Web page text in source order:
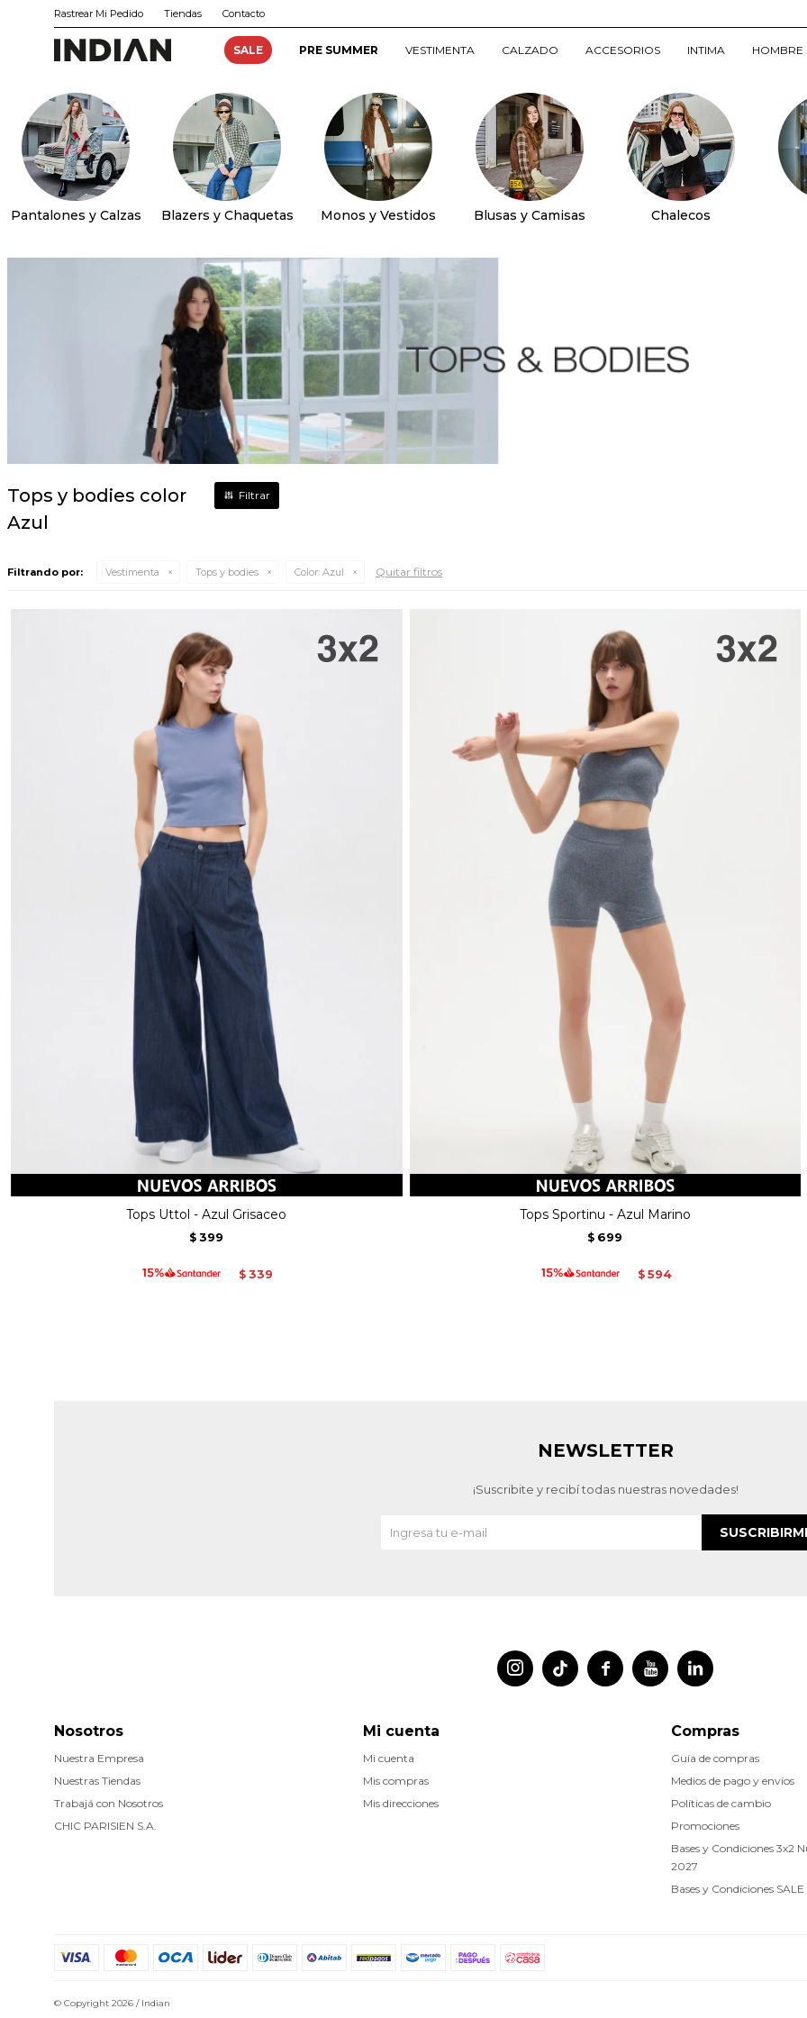
SALE PRE SUMMER VESTIMENTA CALZADO ACCESORIOS INTIMA HOMBRE
Rastrear Mi Pedido Tiendas Contacto
Pantalones y Calzas Blazers y Chaquetas Monos y Vestidos Blusas y Camisas Chalecos
Tops y bodies color
Azul
Filtrando por: Vestimenta Tops y bodies Color: Azul Quitar filtros
Tops Uttol - Azul Grisaceo
$ 399
$ 339
Tops Sportinu - Azul Marino
$ 699
$ 594
 
 
Nosotros
Nuestra Empresa
Nuestras Tiendas
Trabajá con Nosotros
CHIC PARISIEN S.A.
Compras
Guía de compras
Medios de pago y envíos
Políticas de cambio
Promociones
Bases y Condiciones 3x2
2027
Bases y Condiciones SALE
Mi cuenta
Mi cuenta
Mis compras
Mis direcciones
NEWSLETTER
¡Suscribite y recibí todas nuestras novedades!
© Copyright 2026 / Indian